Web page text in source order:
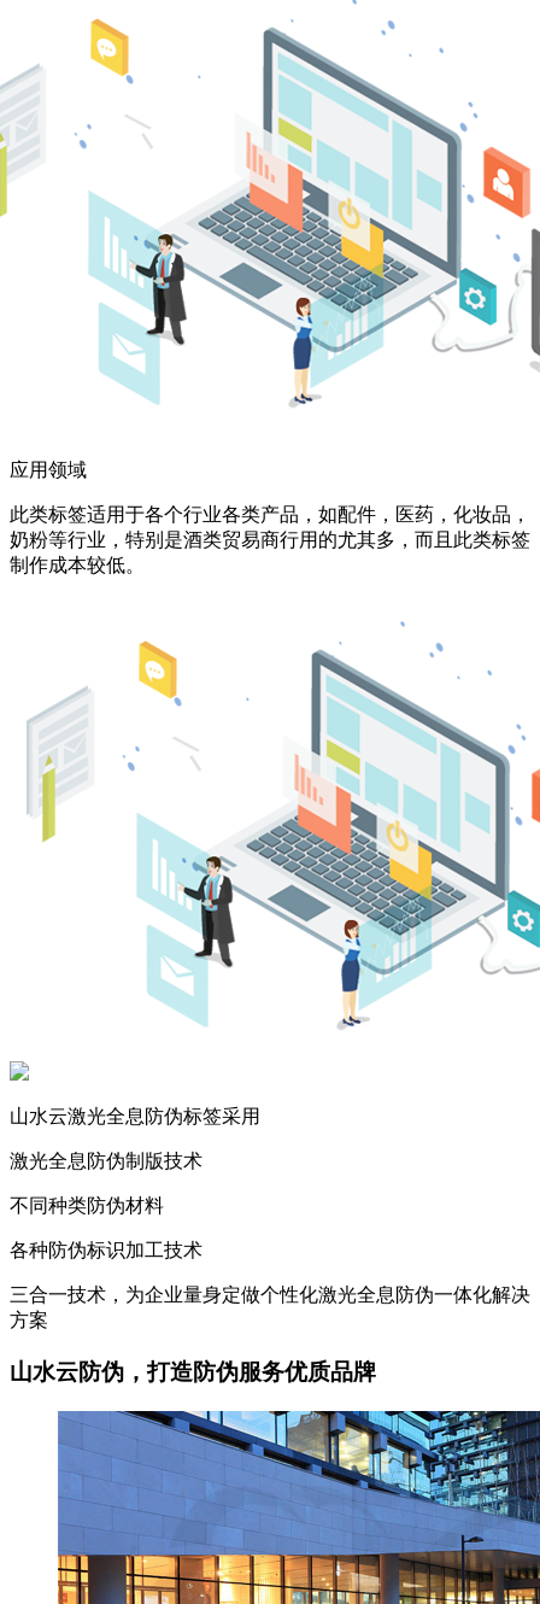
应用领域
此类标签适用于各个行业各类产品，如配件，医药，化妆品，
奶粉等行业，特别是酒类贸易商行用的尤其多，而且此类标签
制作成本较低。
山水云激光全息防伪标签采用
激光全息防伪制版技术
不同种类防伪材料
各种防伪标识加工技术
三合一技术，为企业量身定做个性化激光全息防伪一体化解决
方案
山水云防伪，打造防伪服务优质品牌